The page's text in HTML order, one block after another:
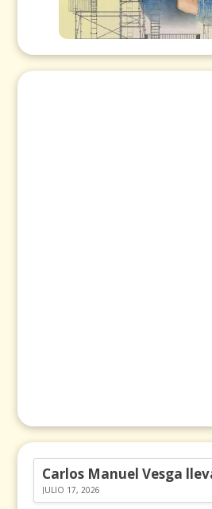
JULIO 17, 2026